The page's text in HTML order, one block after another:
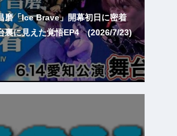
磨「Ice Brave」開幕初日に密着
裏に見えた覚悟EP4 (2026/7/23)